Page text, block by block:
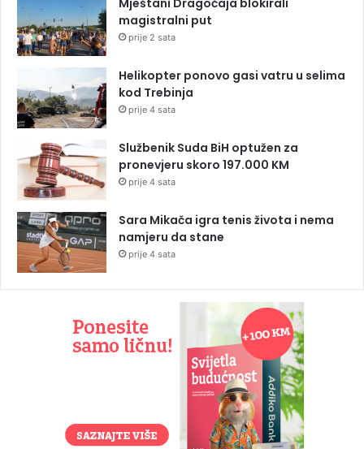
magistralni put
prije 2 sata
Helikopter ponovo gasi vatru u selima
kod Trebinja
prije 4 sata
Službenik Suda BiH optužen za
pronevjeru skoro 197.000 KM
prije 4 sata
Sara Mikača igra tenis života i nema
namjeru da stane
prije 4 sata